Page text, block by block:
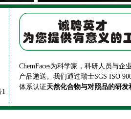
1
ChemFaces为科学家，科研人员与企
产品递送。我们通过瑞士SGS ISO
体系认证天然化合物与对照品的研发